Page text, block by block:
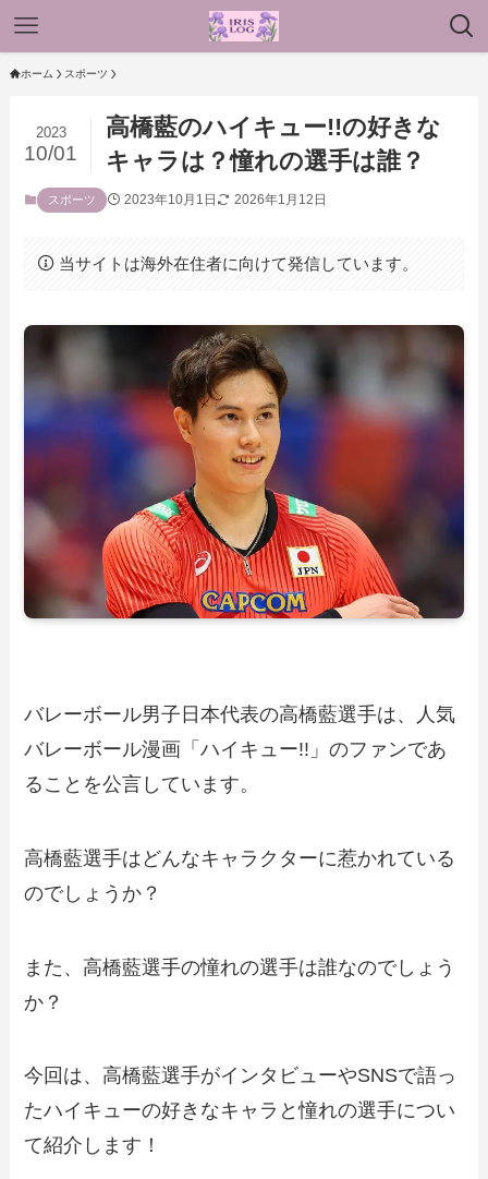
ホーム スポーツ
高橋藍のハイキュー!!の好きな
キャラは？憧れの選手は誰？
2023
10/01
スポーツ 2023年10月1日 2026年1月12日
当サイトは海外在住者に向けて発信しています。
バレーボール男子日本代表の高橋藍選手は、人気
バレーボール漫画「ハイキュー!!」のファンであ
ることを公言しています。
高橋藍選手はどんなキャラクターに惹かれている
のでしょうか？
また、高橋藍選手の憧れの選手は誰なのでしょう
か？
今回は、高橋藍選手がインタビューやSNSで語っ
たハイキューの好きなキャラと憧れの選手につい
て紹介します！